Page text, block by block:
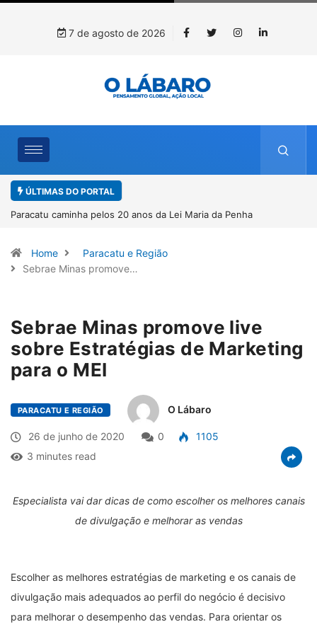
7 de agosto de 2026
ÚLTIMAS DO PORTAL
Projeto CUTUCAR abre nova edição e semeia o futuro
Home
Paracatu e Região
Sebrae Minas promove…
Sebrae Minas promove live
sobre Estratégias de Marketing
para o MEI
PARACATU E REGIÃO O Lábaro
26 de junho de 2020 0
1105
3 minutes read
Especialista vai dar dicas de como escolher os melhores canais
de divulgação e melhorar as vendas
Escolher as melhores estratégias de marketing e os canais de
divulgação mais adequados ao perfil do negócio é decisivo
para melhorar o desempenho das vendas. Para orientar os